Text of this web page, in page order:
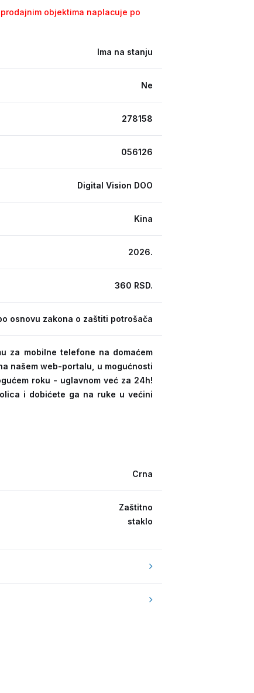
objektima naplacuje po
Ima na stanju
Ne
278158
056126
Digital Vision DOO
Kina
2026.
360 RSD.
osnovu zakona o zaštiti potrošača
za mobilne telefone na domaćem
našem web-portalu, u mogućnosti
roku - uglavnom već za 24h!
i dobićete ga na ruke u većini
Crna
Zaštitno
staklo